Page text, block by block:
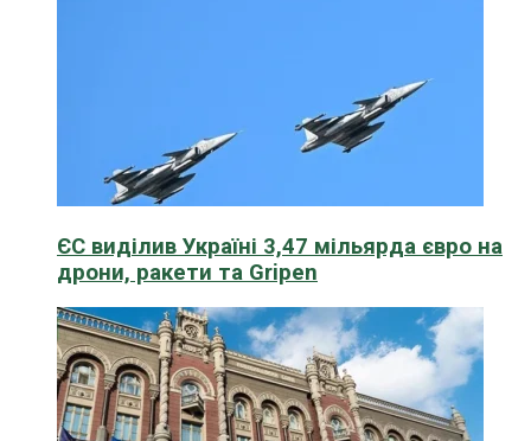
ЄС виділив Україні 3,47 мільярда євро на
дрони, ракети та Gripen